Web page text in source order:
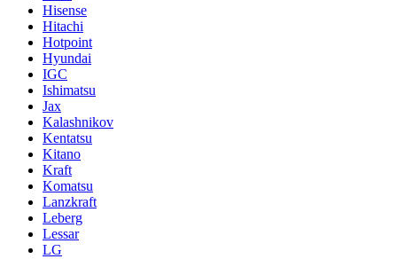
Hisense
Hitachi
Hotpoint
Hyundai
IGC
Ishimatsu
Jax
Kalashnikov
Kentatsu
Kitano
Kraft
Komatsu
Lanzkraft
Leberg
Lessar
LG